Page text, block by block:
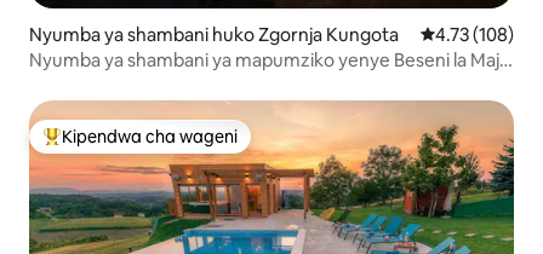
Nyumba ya shambani huko Zgornja Kungota Ukadiriaji wa
4.73 (108)
Nyumba ya shambani ya mapumziko yenye Beseni la Maji
Kipendwa maarufu cha wageni
Kipendwa cha wageni